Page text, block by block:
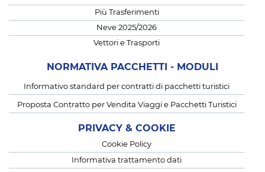
Più Trasferimenti
Neve 2025/2026
Vettori e Trasporti
NORMATIVA PACCHETTI - MODULI
Informativo standard per contratti di pacchetti turistici
Proposta Contratto per Vendita Viaggi e Pacchetti Turistici
PRIVACY & COOKIE
Cookie Policy
Informativa trattamento dati